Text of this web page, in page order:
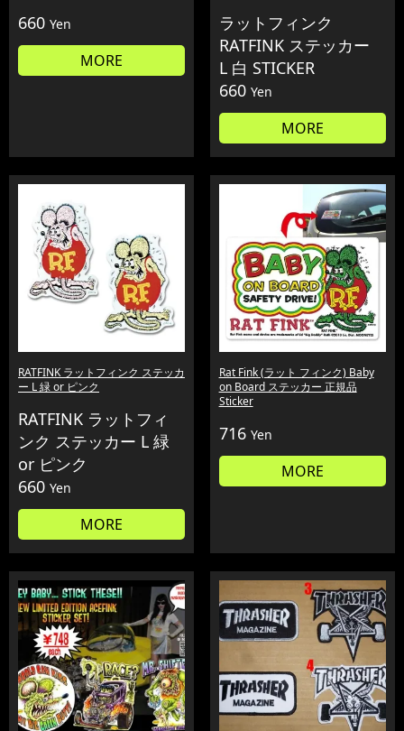
660 Yen
MORE
ラットフィンク
RATFINK ステッカー
L 白 STICKER
660 Yen
MORE
RATFINK ラットフィンク ステッカ
ー L 緑 or ピンク
RATFINK ラットフィ
ンク ステッカー L 緑
or ピンク
660 Yen
MORE
Rat Fink (ラット フィンク) Baby
on Board ステッカー 正規品
Sticker
716 Yen
MORE